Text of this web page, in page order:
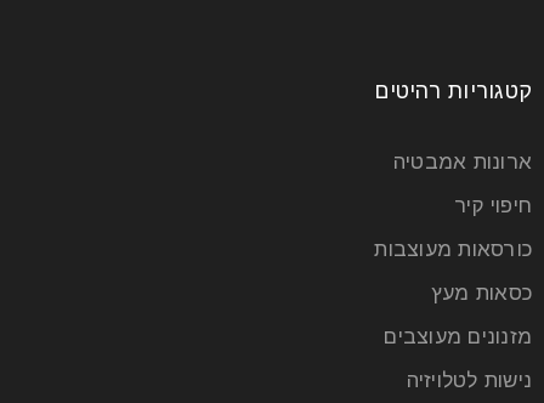
חיפוי קיר דקורטיבי
22
קטגוריות רהיטים
ארונות אמבטיה
חיפוי קיר
כורסאות מעוצבות
כסאות מעץ
מזנונים מעוצבים
נישות לטלויזיה